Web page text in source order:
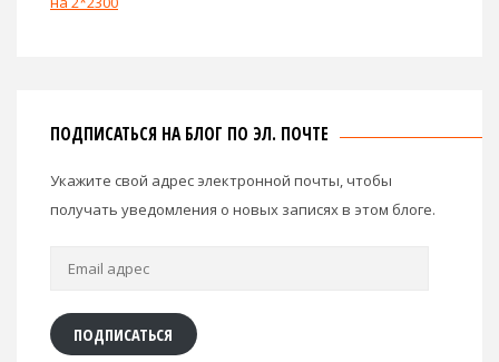
ПОДПИСАТЬСЯ НА БЛОГ ПО ЭЛ. ПОЧТЕ
Укажите свой адрес электронной почты, чтобы
получать уведомления о новых записях в этом блоге.
Email
ПОДПИСАТЬСЯ